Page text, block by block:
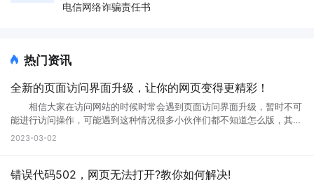
电信网络诈骗责任书
热门资讯
全新的页面访问界面升级，让你的网页变得更精彩！
相信大家在访问网站的时候时常会遇到页面访问界面升级，暂时不可
能进行访问操作，可能遇到这种情况很多小伙伴们都不知道怎么版，其实
互联网网页在正常使用过程中是不会出现这种问题的。那么如果遇到页面
问页面，就是用户们正在访问的网页正在进行升级，暂时不可能进行访问
2023-03-02
错误代码502，网页无法打开?教你如何解决!